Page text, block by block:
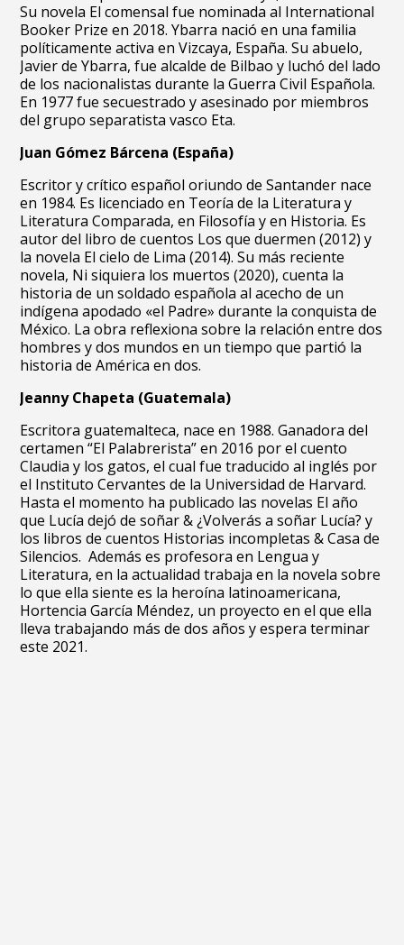
Su novela El comensal fue nominada al International
Booker Prize en 2018. Ybarra nació en una familia
políticamente activa en Vizcaya, España. Su abuelo,
Javier de Ybarra, fue alcalde de Bilbao y luchó del lado
de los nacionalistas durante la Guerra Civil Española.
En 1977 fue secuestrado y asesinado por miembros
del grupo separatista vasco Eta.
Juan Gómez Bárcena (España)
Escritor y crítico español oriundo de Santander nace
en 1984. Es licenciado en Teoría de la Literatura y
Literatura Comparada, en Filosofía y en Historia. Es
autor del libro de cuentos Los que duermen (2012) y
la novela El cielo de Lima (2014). Su más reciente
novela, Ni siquiera los muertos (2020), cuenta la
historia de un soldado española al acecho de un
indígena apodado «el Padre» durante la conquista de
México. La obra reflexiona sobre la relación entre dos
hombres y dos mundos en un tiempo que partió la
historia de América en dos.
Jeanny Chapeta (Guatemala)
Escritora guatemalteca, nace en 1988. Ganadora del
certamen “El Palabrerista” en 2016 por el cuento
Claudia y los gatos, el cual fue traducido al inglés por
el Instituto Cervantes de la Universidad de Harvard.
Hasta el momento ha publicado las novelas El año
que Lucía dejó de soñar & ¿Volverás a soñar Lucía? y
los libros de cuentos Historias incompletas & Casa de
Silencios.Además es profesora en Lengua y
Literatura, en la actualidad trabaja en la novela sobre
lo que ella siente es la heroína latinoamericana,
Hortencia García Méndez, un proyecto en el que ella
lleva trabajando más de dos años y espera terminar
este 2021.